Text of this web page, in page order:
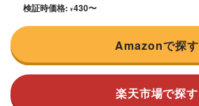
検証時価格: ¥430〜
Amazonで探す
楽天市場で探す